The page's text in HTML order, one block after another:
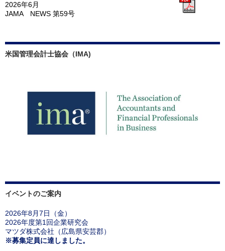
2026年6月
JAMA NEWS 第59号
米国管理会計士協会（IMA)
イベントのご案内
2026年8月7日（金）
2026年度第1回企業研究会
マツダ株式会社（広島県安芸郡）
※募集定員に達しました。